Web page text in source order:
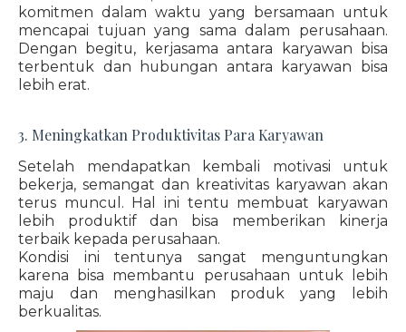
komitmen dalam waktu yang bersamaan untuk
mencapai tujuan yang sama dalam perusahaan.
Dengan begitu, kerjasama antara karyawan bisa
terbentuk dan hubungan antara karyawan bisa
lebih erat.
3. Meningkatkan Produktivitas Para Karyawan
Setelah mendapatkan kembali motivasi untuk
bekerja, semangat dan kreativitas karyawan akan
terus muncul. Hal ini tentu membuat karyawan
lebih produktif dan bisa memberikan kinerja
terbaik kepada perusahaan.
Kondisi ini tentunya sangat menguntungkan
karena bisa membantu perusahaan untuk lebih
maju dan menghasilkan produk yang lebih
berkualitas.